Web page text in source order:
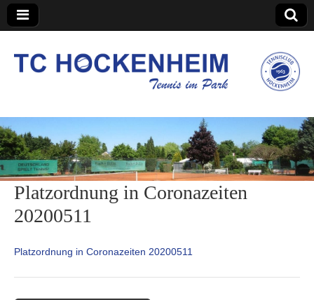
TC Hockenheim
Platzordnung in Coronazeiten
20200511
Platzordnung in Coronazeiten 20200511